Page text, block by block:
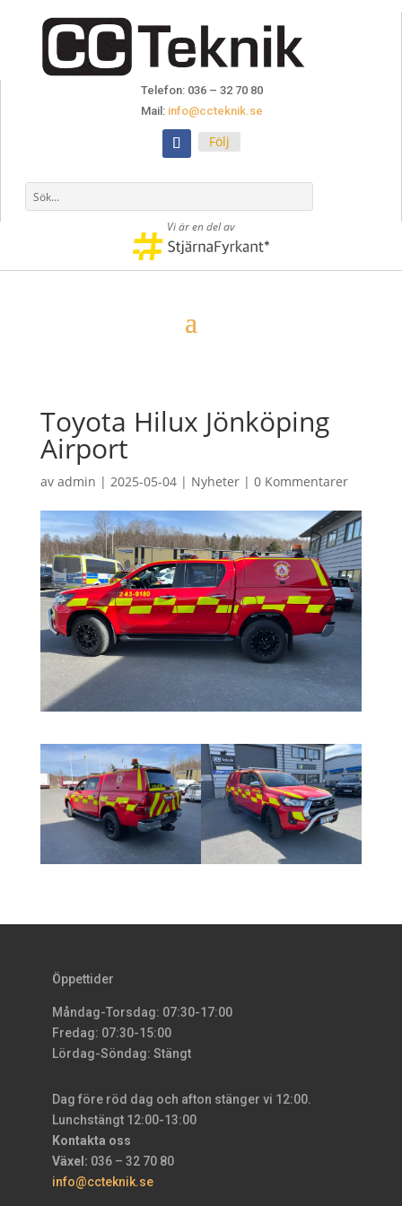
Telefon: 036 – 32 70 80
Mail: info@ccteknik.se
Följ
Vi är en del av
Toyota Hilux Jönköping
Airport
av admin | 2025-05-04| Nyheter| 0 Kommentarer
Öppettider
Måndag-Torsdag: 07:30-17:00
Fredag: 07:30-15:00
Lördag-Söndag: Stängt
Dag före röd dag och afton stänger vi 12:00.
Lunchstängt 12:00-13:00
Kontakta oss
Växel: 036 – 32 70 80
info@ccteknik.se